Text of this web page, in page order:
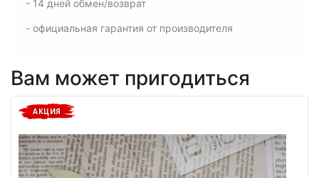
- 14 дней обмен/возврат
- официальная гарантия от производителя
Вам может пригодиться
АКЦИЯ